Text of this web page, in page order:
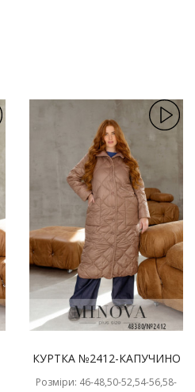
КУРТКА №2412-КАПУЧИНО
Розміри: 46-48,50-52,54-56,58-